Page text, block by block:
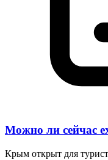
Можно ли сейчас
Крым открыт для